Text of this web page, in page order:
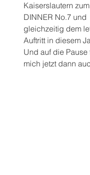
Kaiserslautern
DINNER No.7 und
gleichzeitig dem
Auftritt in diesem
Und auf die Pause
mich jetzt dann